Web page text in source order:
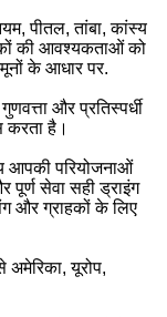
पीतल, तांबा, कांस्य
की आवश्यकताओं को
के आधार पर.
और प्रतिस्पर्धी
करता है।
आपकी परियोजनाओं
सेवा सही ड्राइंग
और ग्राहकों के लिए
अमेरिका, यूरोप,